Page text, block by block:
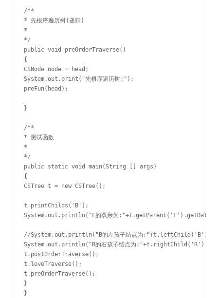
/**
* 先根序遍历树(递归)
*
*/
public void preOrderTraverse()
{
CSNode node = head;
System.out.print("先根序遍历树:");
preFun(head);
}
/**
* 测试函数
*
*/
public static void main(String [] args)
{
CSTree t = new CSTree();
t.printChilds('B');
System.out.println("F的双亲为
//System.out.println("B的左孩子结点为
System.out.println("R的右孩子结点为
t.postOrderTraverse();
t.leveTraverse();
t.preOrderTraverse();
}
}